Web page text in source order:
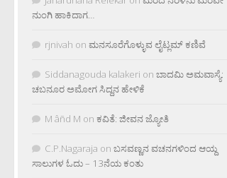
ನುಂಗಿ ಹಾಕಿದಾಗ…
rjnivah on ಮನಸೂರೆಗೊಳ್ಳುವ ಲೈಟ್ಲಮ್ ಕಣಿವೆ
Siddanagouda kalakeri on ಬಾದಮಿ ಅಮವಾಸ್ಯೆ:
ಚಬನೂರ ಅಮೋಗ ಸಿದ್ದನ ಹೇಳಿಕೆ
M âñd M on ಕವಿತೆ: ಜೀವನ ಜ್ಯೋತಿ
C.P.Nagaraja on ಬಸವಣ್ಣನ ವಚನಗಳಿಂದ ಆಯ್ದ
ಸಾಲುಗಳ ಓದು – 13ನೆಯ ಕಂತು